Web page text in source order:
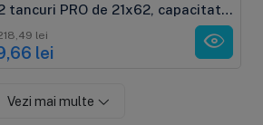
tancuri PRO de 21x62, capacitate
150-225 litri/tanc
lei
lei
Vezi mai multe